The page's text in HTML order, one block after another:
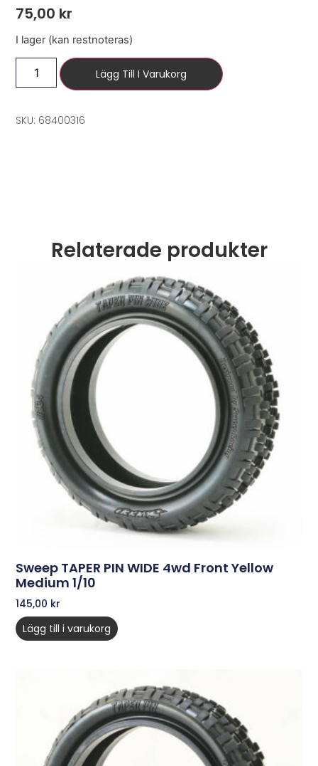
75,00 kr
I lager (kan restnoteras)
Lägg Till I Varukorg
SKU: 68400316
Relaterade produkter
Sweep TAPER PIN WIDE 4wd Front Yellow
Medium 1/10
145,00 kr
Lägg till i varukorg